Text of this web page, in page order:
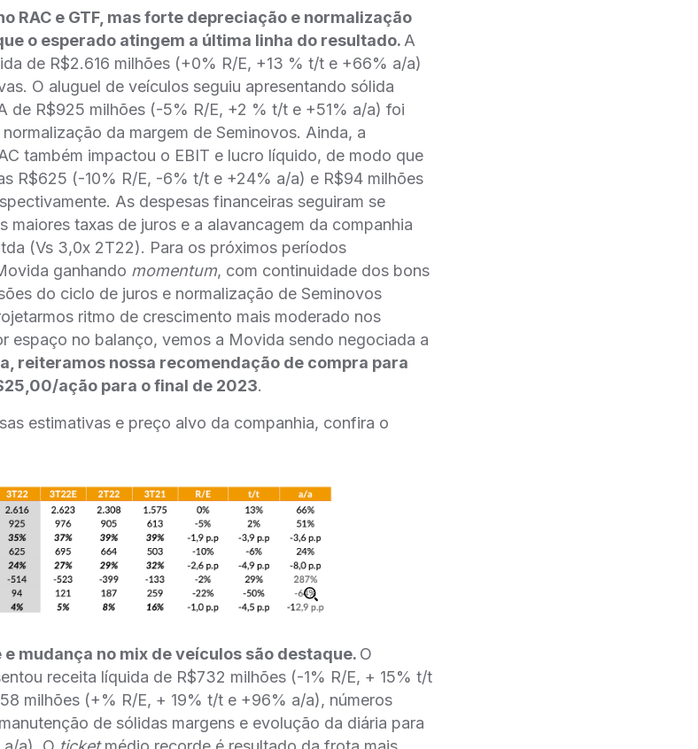
RAC e GTF, mas forte depreciação e normalização
o esperado atingem a última linha do resultado. A
de R$2.616 milhões (+0% R/E, +13 % t/t e +66% a/a)
O aluguel de veículos seguiu apresentando sólida
de R$925 milhões (-5% R/E, +2 % t/t e +51% a/a) foi
da margem de Seminovos. Ainda, a
também impactou o EBIT e lucro líquido, de modo que
R$625 (-10% R/E, -6% t/t e +24% a/a) e R$94 milhões
As despesas financeiras seguiram se
maiores taxas de juros e a alavancagem da companhia
(Vs 3,0x 2T22). Para os próximos períodos
ganhando momentum, com continuidade dos bons
do ciclo de juros e normalização de Seminovos
ritmo de crescimento mais moderado nos
espaço no balanço, vemos a Movida sendo negociada a
reiteramos nossa recomendação de compra para
ação para o final de 2023.
estimativas e preço alvo da companhia, confira o
mudança no mix de veículos são destaque. O
receita líquida de R$732 milhões (-1% R/E, + 15% t/t
milhões (+% R/E, + 19% t/t e +96% a/a), números
de sólidas margens e evolução da diária para